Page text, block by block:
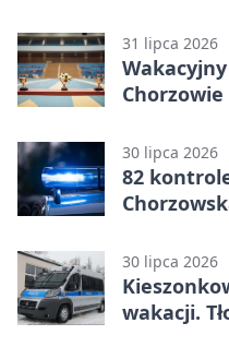
31 lipca 2026
30 lipca 2026
82
30 lipca 2026
wakacji.